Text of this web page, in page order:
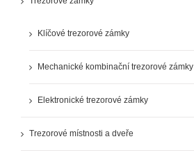
Klíčové trezorové zámky
Mechanické kombinační trezorové zámky
Elektronické trezorové zámky
Trezorové místnosti a dveře